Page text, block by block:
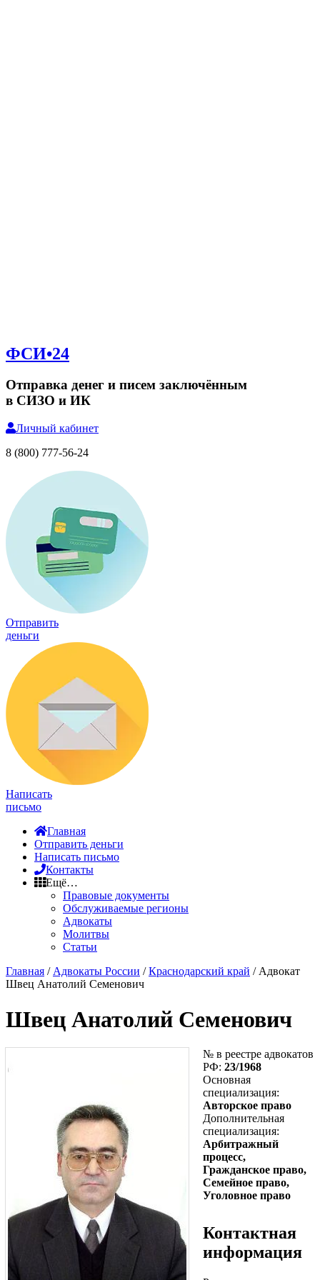
ФСИ•24
Отправка денег и писем заключённым
в СИЗО и ИК
Личный кабинет
8 (800) 777-56-24
Отправить
деньги
Написать
письмо
Главная
Отправить деньги
Написать письмо
Контакты
Ещё…
Правовые документы
Обслуживаемые регионы
Адвокаты
Молитвы
Статьи
Главная / Адвокаты России /Краснодарский край / Адвокат
Швец Анатолий Семенович
Швец Анатолий Семенович
№ в реестре адвокатов
РФ: 23/1968
Основная
специализация:
Авторское право
Дополнительная
специализация:
Арбитражный
процесс,
Гражданское право,
Семейное право,
Уголовное право
Контактная
информация